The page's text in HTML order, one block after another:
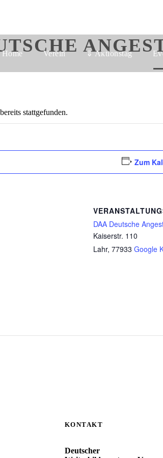
Home Verein ⇓ Aktionstag
stattgefunden.
Zum
DAA Deutsche
Kaiserstr. 110
Lahr, 77933 Google
KONTAKT
Deutscher